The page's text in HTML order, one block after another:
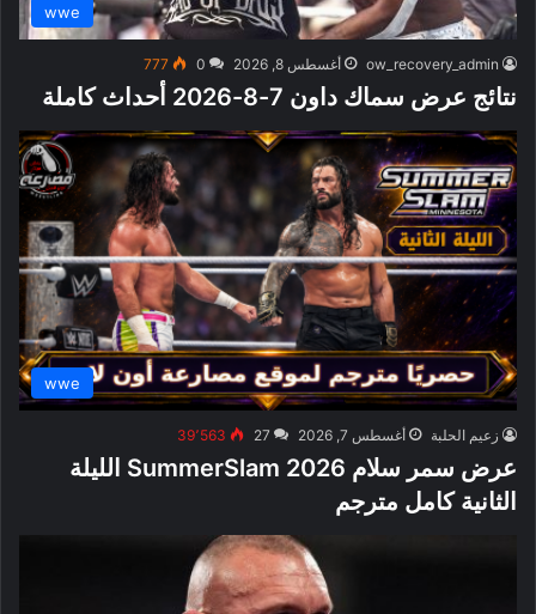
wwe
ow_recovery_admin أغسطس 8, 2026 0
777
نتائج عرض سماك داون 7-8-2026 أحداث كاملة
wwe
زعيم الحلبة أغسطس 7, 2026 27 39٬563
عرض سمر سلام SummerSlam 2026 الليلة
الثانية كامل مترجم